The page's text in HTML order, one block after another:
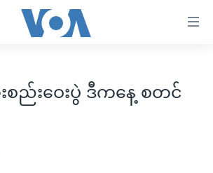
ည်းဝေးပွဲ ဒီကနေ့ စတင်